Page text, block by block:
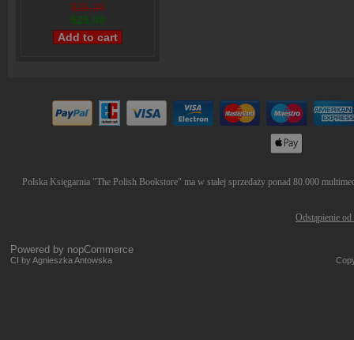
$26,08
$25,08
Polska Księgarnia "The Polish Bookstore" ma w stałej sprzedaży ponad 80.000
Odstąpienie
Powered by nopCommerce
CI by Agnieszka Antowska